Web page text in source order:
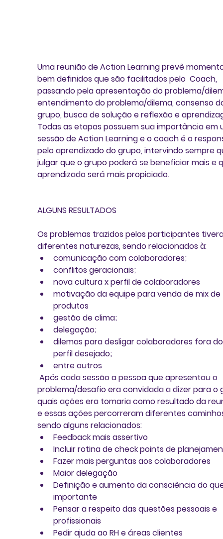
Uma reunião de Action Learning prevê
bem definidos que são facilitados pelo  Coach,
passando pela apresentação do problema/
entendimento do problema/dilema, consenso
grupo, busca de solução e reflexão e
Todas as etapas possuem sua importância em
sessão de Action Learning e o coach é o
pelo aprendizado do grupo, intervindo sempre
julgar que o grupo poderá se beneficiar mais e
aprendizado será mais propiciado.
ALGUNS RESULTADOS
Os problemas trazidos pelos participantes
diferentes naturezas, sendo relacionados à:
comunicação com colaboradores;
conflitos geracionais;
nova cultura x perfil de colaboradores
motivação da equipe para venda de mix de
produtos
gestão de clima;
delegação;
dilemas para desligar colaboradores fora
perfil desejado;
entre outros
problema/desafio era convidada a dizer para o
quais ações era tomaria como resultado da
e essas ações percorreram diferentes
sendo alguns relacionados:
Feedback mais assertivo
Incluir rotina de check points de
Fazer mais perguntas aos colaboradores
Maior delegação
Definição e aumento da consciência do
importante
Pensar a respeito das questões pessoais e
profissionais
Pedir ajuda ao RH e áreas clientes